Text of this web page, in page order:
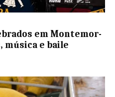
em Montemor-
música e baile